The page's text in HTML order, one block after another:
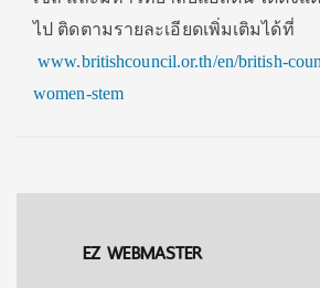
ไป ติดตามรายละเอียดเพิ่มเติมได้ที่
www.britishcouncil.or.th/en/british-
women-stem
EZ WEBMASTER